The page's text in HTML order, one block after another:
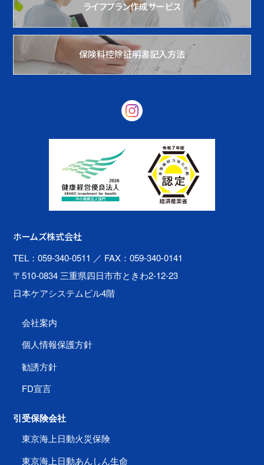
ライフプラン作成サービス
保険料控除証明書記入方法
ホームズ株式会社
TEL：059-340-0511 ／ FAX：059-340-0141
〒510-0834 三重県四日市市ときわ2-12-23
日本ケアシステムビル4階
会社案内
個人情報保護方針
勧誘方針
FD宣言
引受保険会社
東京海上日動火災保険
東京海上日動あんしん生命